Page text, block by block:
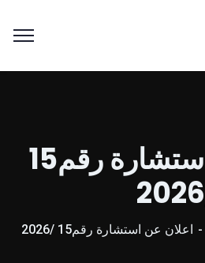
اعلان عن استشارة رقم15
اعلان عن استشارة رقم15 /2026